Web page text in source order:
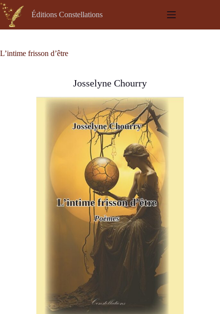
Passer
au
contenu
Éditions Constellations
L’intime frisson d’être
Josselyne Chourry